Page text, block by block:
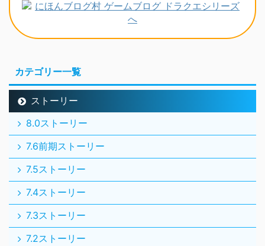
カテゴリー一覧
ストーリー
8.0ストーリー
7.6前期ストーリー
7.5ストーリー
7.4ストーリー
7.3ストーリー
7.2ストーリー